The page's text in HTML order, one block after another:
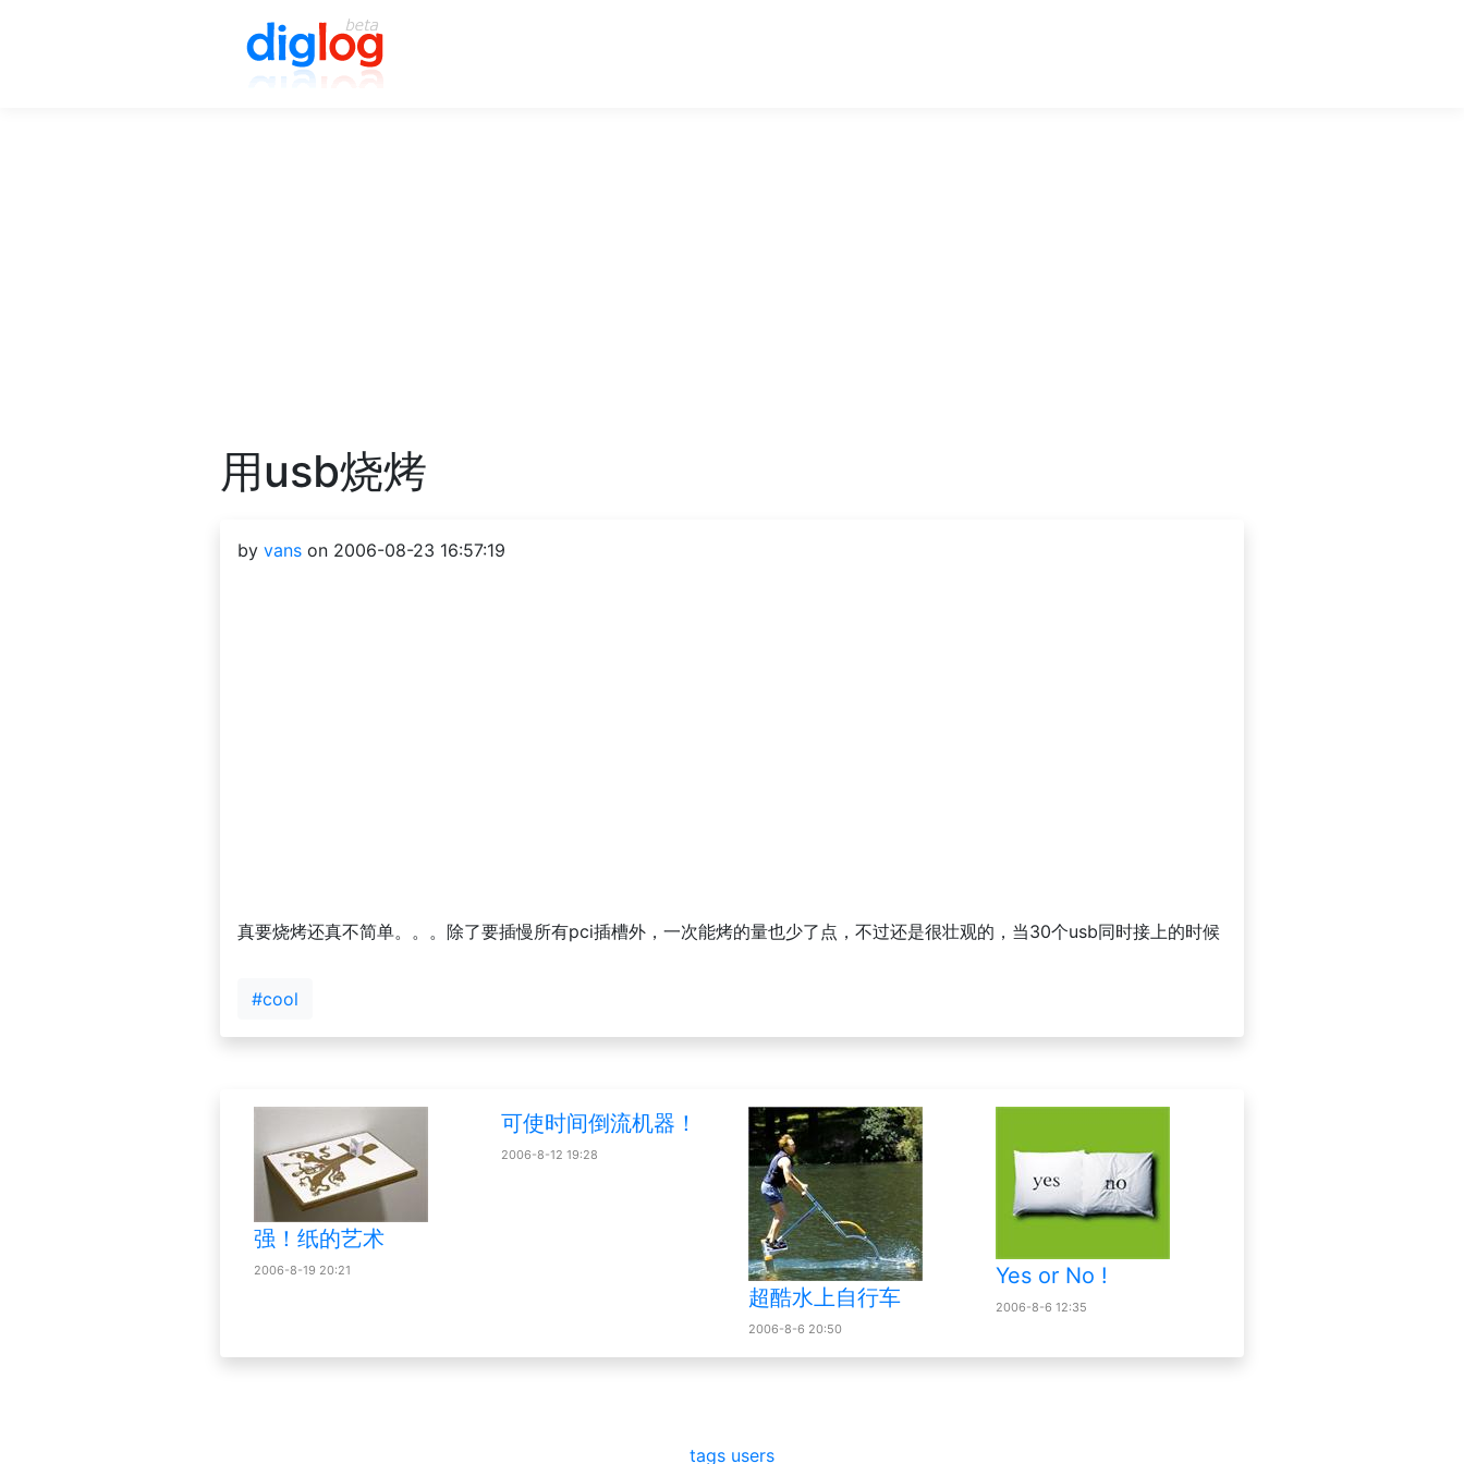
用usb烧烤
by vans on 2006-08-23 16:57:19
真要烧烤还真不简单。。。除了要插慢所有pci插槽外，一次能烤的量也少了点，不过还是很壮观的，当30个usb同时接上的时候
#cool
强！纸的艺术
2006-8-19 20:21
可使时间倒流机器！
2006-8-12 19:28
超酷水上自行车
2006-8-6 20:50
Yes or No !
2006-8-6 12:35
tags users